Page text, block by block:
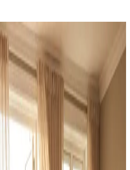
i
i Vinderup starter her. Du får
og dokumentation — gratis